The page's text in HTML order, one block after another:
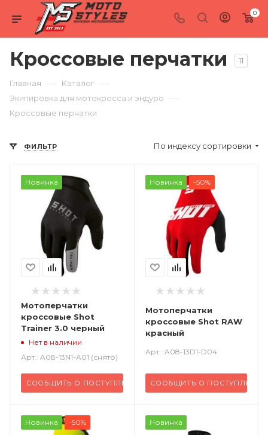
0
Кроссовые перчатки 11
Главная — Каталог —
Экипировка для мотокросса и эндуро —
Кроссовые перчатки
ФИЛЬТР По индексу сортировки
Новинка
Мотоперчатки
кроссовые Shot
Trainer 3.0 черный
Нет в наличии
Арт.: A08-13N1-A01 (снято)
СООБЩИТЬ О ПОСТУПЛЕНИИ
Новинка -50%
Мотоперчатки
кроссовые Shot RAW
красный
Арт.: A08-13D1-D04
СООБЩИТЬ О ПОСТУПЛЕНИИ
Новинка -50% Новинка